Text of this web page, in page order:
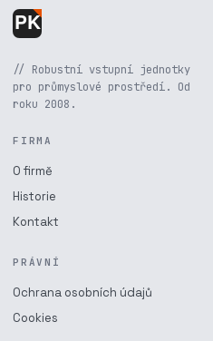
// Robustní vstupní jednotky
pro průmyslové prostředí. Od
roku 2008.
FIRMA
O firmě
Historie
Kontakt
PRÁVNÍ
Ochrana osobních údajů
Cookies